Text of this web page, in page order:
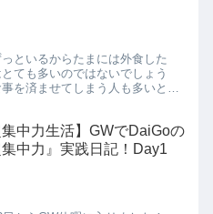
といるからたまには外食した
ても多いのではないでしょう
を済ませてしまう人も多いと思
集中力生活】GWでDaiGoの
集中力』実践日記！Day1